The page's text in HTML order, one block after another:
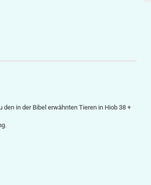
in der Bibel erwähnten Tieren in Hiob 38 +